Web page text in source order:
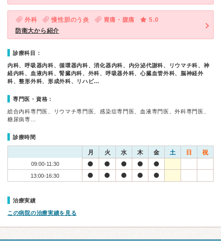
外科 慢性胆のう炎 胃痛・腹痛
5.0
防衛大から紹介
診療科目：
内科、呼吸器内科、循環器内科、消化器内科、内分泌代謝科、リウマチ科、神
経内科、血液内科、腎臓内科、外科、呼吸器外科、心臓血管外科、脳神経外
科、整形外科、形成外科、リハビ…
専門医・資格：
総合内科専門医、リウマチ専門医、感染症専門医、血液専門医、外科専門医、
糖尿病専…
診療時間
月 火 水 木 金 土 日 祝
09:00-11:30
13:00-16:30
治療実績
この病院の治療実績を見る